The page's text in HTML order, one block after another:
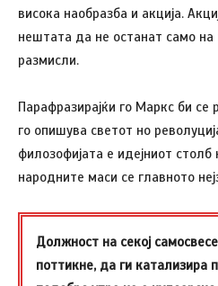
висока наобразба и акција.
нештата да не останат само на
размисли.
Парафразирајќи го Маркс би се
го опишува светот но
филозофијата е идејниот
народните маси се главното
Должност на секој
поттикне, да ги катализира